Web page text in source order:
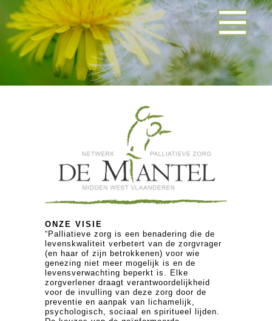
ONZE VISIE
“Palliatieve zorg is een benadering die de
levenskwaliteit verbetert van de zorgvrager
(en haar of zijn betrokkenen) voor wie
genezing niet meer mogelijk is en de
levensverwachting beperkt is. Elke
zorgverlener draagt verantwoordelijkheid
voor de invulling van deze zorg door de
preventie en aanpak van lichamelijk,
psychologisch, sociaal en spiritueel lijden.